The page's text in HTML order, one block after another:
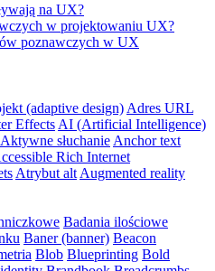
na UX?
w projektowaniu UX?
poznawczych w UX
(adaptive design) Adres URL
Effects AI (Artificial Intelligence)
Aktywne słuchanie Anchor text
Rich Internet
Atrybut alt Augmented reality
Badania ilościowe
Baner (banner) Beacon
Blob Blueprinting Bold